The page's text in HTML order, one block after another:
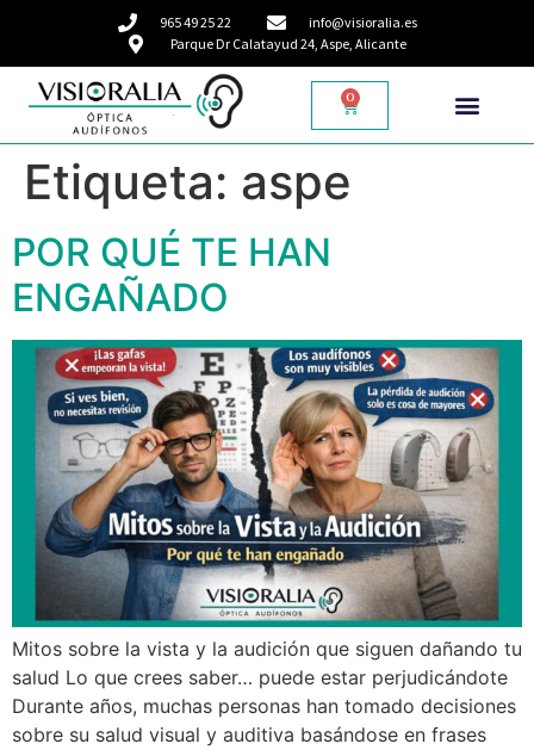
965 49 25 22
info@visioralia.es
Parque Dr Calatayud 24, Aspe, Alicante
0
Etiqueta: aspe
POR QUÉ TE HAN
ENGAÑADO
Mitos sobre la vista y la audición que siguen dañando tu
salud Lo que crees saber… puede estar perjudicándote
Durante años, muchas personas han tomado decisiones
sobre su salud visual y auditiva basándose en frases